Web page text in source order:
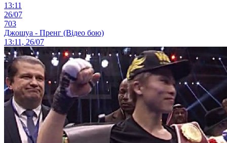
13:11
26/07
703
Джошуа - Пренг (Відео бою)
13:11, 26/07